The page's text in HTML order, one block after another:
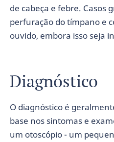
de cabeça e febre. Casos
perfuração do tímpano e
ouvido, embora isso seja
Diagnóstico
O diagnóstico é
base nos sintomas e
um otoscópio - um